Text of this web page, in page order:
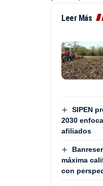
Leer Más
SIPEN
2030
afiliados
máxima
con